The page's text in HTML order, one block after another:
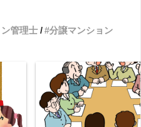
管理士 分譲マンション